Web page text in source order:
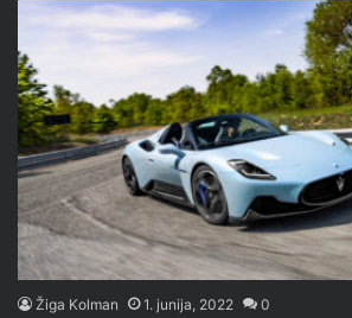
Žiga Kolman 1. junija, 2022 0